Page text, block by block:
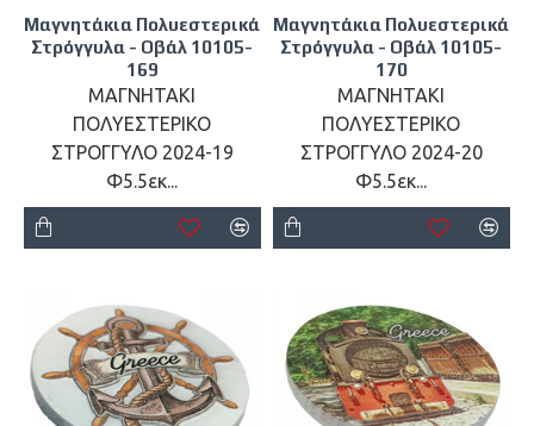
Μαγνητάκια Πολυεστερικά
Στρόγγυλα - Οβάλ 10105-
169
ΜΑΓΝΗΤΑΚΙ
ΠΟΛΥΕΣΤΕΡΙΚΟ
ΣΤΡΟΓΓΥΛΟ 2024-19
Φ5.5εκ...
Μαγνητάκια Πολυεστερικά
Στρόγγυλα - Οβάλ 10105-
170
ΜΑΓΝΗΤΑΚΙ
ΠΟΛΥΕΣΤΕΡΙΚΟ
ΣΤΡΟΓΓΥΛΟ 2024-20
Φ5.5εκ...